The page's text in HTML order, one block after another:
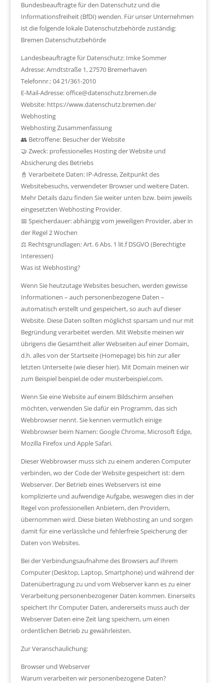
Bundesbeauftragte für den Datenschutz und die
Informationsfreiheit (BfDI) wenden. Für unser Unternehmen
ist die folgende lokale Datenschutzbehörde zuständig:
Bremen Datenschutzbehörde
Landesbeauftragte für Datenschutz: Imke Sommer
Adresse: Arndtstraße 1, 27570 Bremerhaven
Telefonnr.: 04 21/361-2010
E-Mail-Adresse: office@datenschutz.bremen.de
Website: https://www.datenschutz.bremen.de/
Webhosting
Webhosting Zusammenfassung
👥 Betroffene: Besucher der Website
🤝 Zweck: professionelles Hosting der Website und
Absicherung des Betriebs
📓 Verarbeitete Daten: IP-Adresse, Zeitpunkt des
Websitebesuchs, verwendeter Browser und weitere Daten.
Mehr Details dazu finden Sie weiter unten bzw. beim jeweils
eingesetzten Webhosting Provider.
📅 Speicherdauer: abhängig vom jeweiligen Provider, aber in
der Regel 2 Wochen
⚖️ Rechtsgrundlagen: Art. 6 Abs. 1 lit.f DSGVO (Berechtigte
Interessen)
Was ist Webhosting?
Wenn Sie heutzutage Websites besuchen, werden gewisse
Informationen – auch personenbezogene Daten –
automatisch erstellt und gespeichert, so auch auf dieser
Website. Diese Daten sollten möglichst sparsam und nur mit
Begründung verarbeitet werden. Mit Website meinen wir
übrigens die Gesamtheit aller Webseiten auf einer Domain,
d.h. alles von der Startseite (Homepage) bis hin zur aller
letzten Unterseite (wie dieser hier). Mit Domain meinen wir
zum Beispiel beispiel.de oder musterbeispiel.com.
Wenn Sie eine Website auf einem Bildschirm ansehen
möchten, verwenden Sie dafür ein Programm, das sich
Webbrowser nennt. Sie kennen vermutlich einige
Webbrowser beim Namen: Google Chrome, Microsoft Edge,
Mozilla Firefox und Apple Safari.
Dieser Webbrowser muss sich zu einem anderen Computer
verbinden, wo der Code der Website gespeichert ist: dem
Webserver. Der Betrieb eines Webservers ist eine
komplizierte und aufwendige Aufgabe, weswegen dies in der
Regel von professionellen Anbietern, den Providern,
übernommen wird. Diese bieten Webhosting an und sorgen
damit für eine verlässliche und fehlerfreie Speicherung der
Daten von Websites.
Bei der Verbindungsaufnahme des Browsers auf Ihrem
Computer (Desktop, Laptop, Smartphone) und während der
Datenübertragung zu und vom Webserver kann es zu einer
Verarbeitung personenbezogener Daten kommen. Einerseits
speichert Ihr Computer Daten, andererseits muss auch der
Webserver Daten eine Zeit lang speichern, um einen
ordentlichen Betrieb zu gewährleisten.
Zur Veranschaulichung:
Browser und Webserver
Warum verarbeiten wir personenbezogene Daten?